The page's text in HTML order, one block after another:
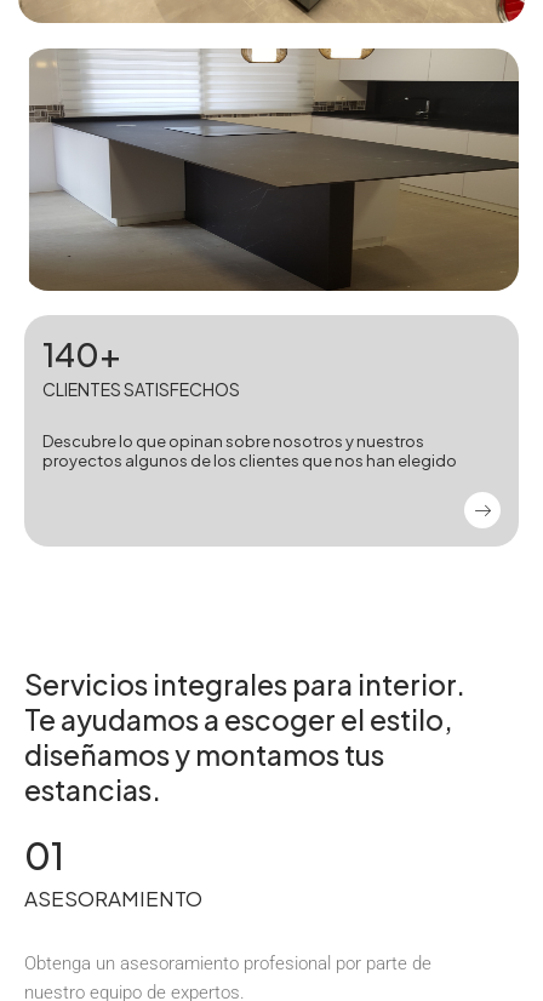
140+
CLIENTES SATISFECHOS
Descubre lo que opinan sobre nosotros y nuestros
proyectos algunos de los clientes que nos han elegido
Servicios integrales para interior.
Te ayudamos a escoger el estilo,
diseñamos y montamos tus
estancias.
01
ASESORAMIENTO
Obtenga un asesoramiento profesional por parte de
nuestro equipo de expertos.